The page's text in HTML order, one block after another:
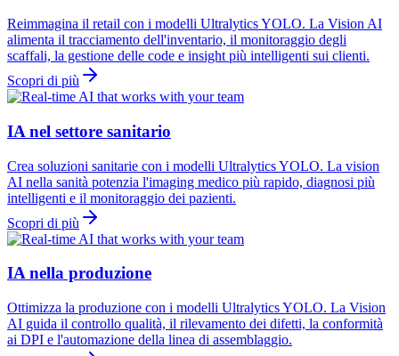
Reimmagina il retail con i modelli Ultralytics YOLO. La Vision AI
alimenta il tracciamento dell'inventario, il monitoraggio degli
scaffali, la gestione delle code e insight più intelligenti sui clienti.
Scopri di più
IA nel settore sanitario
Crea soluzioni sanitarie con i modelli Ultralytics YOLO. La vision
AI nella sanità potenzia l'imaging medico più rapido, diagnosi più
intelligenti e il monitoraggio dei pazienti.
Scopri di più
IA nella produzione
Ottimizza la produzione con i modelli Ultralytics YOLO. La Vision
AI guida il controllo qualità, il rilevamento dei difetti, la conformità
ai DPI e l'automazione della linea di assemblaggio.